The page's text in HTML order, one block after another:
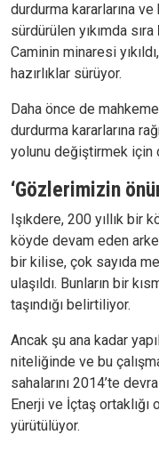
durdurma kararlarına
sürdürülen yıkımda sıra
Caminin minaresi
hazırlıklar sürüyor.
Daha önce de
durdurma kararlarına
yolunu değiştirmek için
‘Gözlerimizin
Işıkdere, 200 yıllık bir
köyde devam eden
bir kilise, çok sayıda
ulaşıldı. Bunların bir
taşındığı belirtiliyor.
Ancak şu ana kadar
niteliğinde ve bu
sahalarını 2014’te
Enerji ve İçtaş ortaklığı
yürütülüyor.